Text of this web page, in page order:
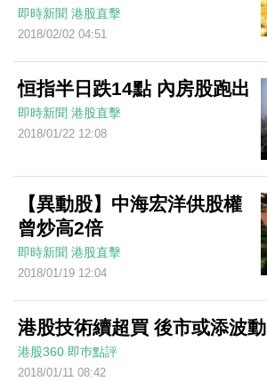
即時新聞 港股直擊
2018/02/02 04:51
恒指半日跌14點 內房股跑出
即時新聞 港股直擊
2018/01/22 12:08
【異動股】中海宏洋供股權
曾炒高2倍
即時新聞 港股直擊
2018/01/19 12:04
港股技術續超買 後市或添波動
港股360 即巿點評
2018/01/11 08:42